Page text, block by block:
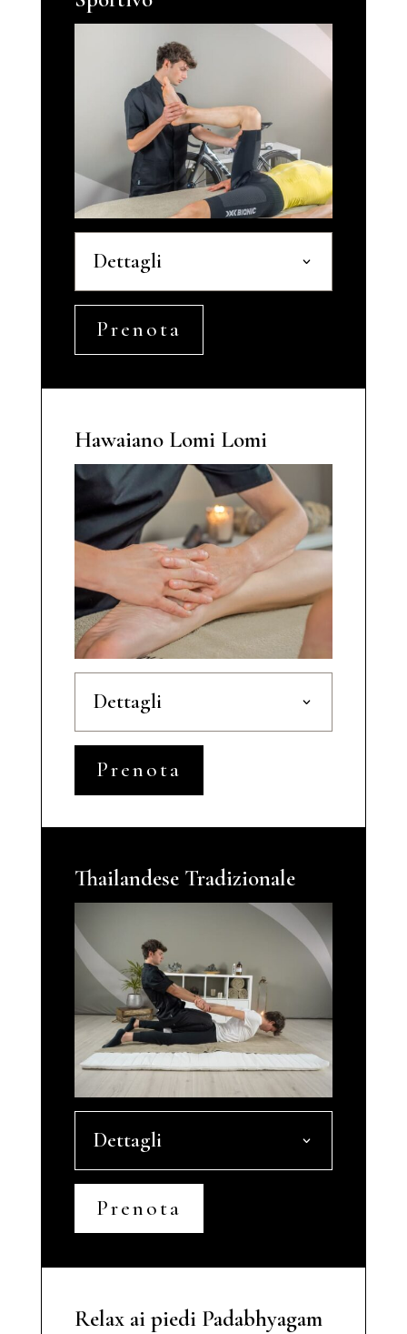
Dettagli
Prenota
Hawaiano Lomi Lomi
Dettagli
Prenota
Thailandese Tradizionale
Dettagli
Prenota
Relax ai piedi Padabhyagam